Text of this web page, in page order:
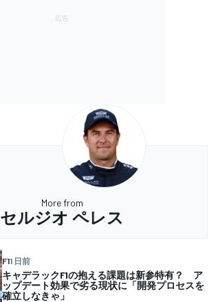
More from
セルジオ ペレス
F11 日前
キャデラックF1の抱える課題は新参特有？ ア
ップデート効果で劣る現状に「開発プロセスを
確立しなきゃ」